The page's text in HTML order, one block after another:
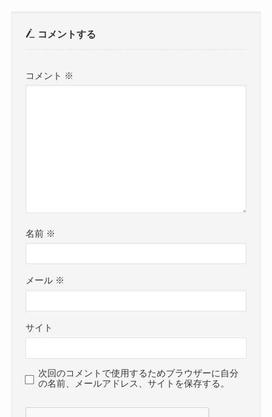
コメントする
コメント ※
名前 ※
メール ※
サイト
次回のコメントで使用するためブラウザーに自分
の名前、メールアドレス、サイトを保存する。